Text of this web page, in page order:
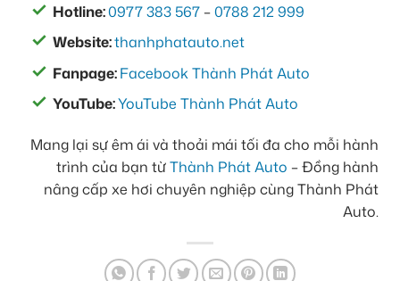
Hotline:0977 383 567 –0788 212 999
Website:thanhphatauto.net
Fanpage:Facebook Thành Phát Auto
YouTube:YouTube Thành Phát Auto
Mang lại sự êm ái và thoải mái tối đa cho mỗi hành
trình của bạn từThành Phát Auto – Đồng hành
nâng cấp xe hơi chuyên nghiệp cùng Thành Phát
Auto.